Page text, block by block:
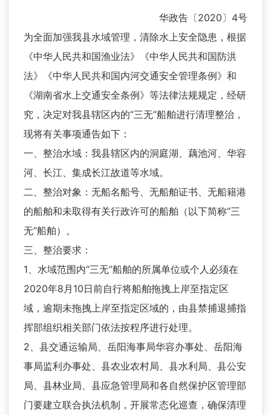
华政告〔2020〕4号
为全面加强我县水域管理，清除水上安全隐患，根据
《中华人民共和国渔业法》《中华人民共和国防洪
法》《中华人民共和国内河交通安全管理条例》和
《湖南省水上交通安全条例》等法律法规规定，经研
究，决定对我县辖区内的“三无”船舶进行清理整治，
现将有关事项通告如下：
一、整治水域：我县辖区内的洞庭湖、藕池河、华容
河、长江、集成长江故道等水域。
二、整治对象：无船名船号、无船舶证书、无船籍港
的船舶和未取得有关行政许可的船舶（以下简称“三
无”船舶）。
三、整治要求：
1、水域范围内“三无”船舶的所属单位或个人必须在
2020年8月10日前自行将船舶拖拽上岸至指定区
域，逾期未拖拽上岸至指定区域的，由县禁捕退捕指
挥部组织相关部门依法按程序进行处理。
2、县交通运输局、岳阳海事局华容办事处、岳阳海
事局监利办事处、县农业农村局、县水利局、县公安
局、县林业局、县应急管理局和各自然保护区管理部
门要建立联合执法机制，开展常态化巡查，确保清理